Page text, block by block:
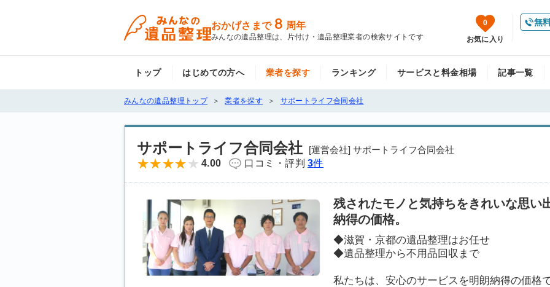
おかげさまで 8 周年
みんなの遺品整理は、片付け・遺品整理業者の検索サイトです
0
お気に入り
無
トップ はじめての方へ 業者を探す ランキング サービスと料金相場 記事一覧
みんなの遺品整理トップ 業者を探す サポートライフ合同会社
サポートライフ合同会社
[運営会社] サポートライフ合同会社
4.00
口コミ・評判 3件
残されたモノと気持ちをきれいな思い
納得の価格。
◆滋賀・京都の遺品整理はお任せ
◆遺品整理から不用品回収まで
私たちは、安心のサービスを明朗納得の価格